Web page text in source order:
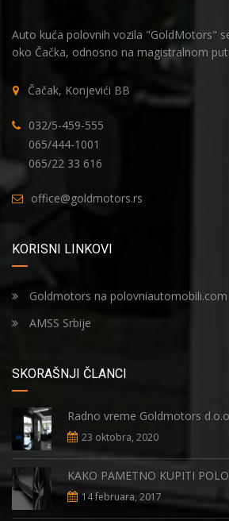
Auto kuća polovnih vozila "GoldMotors"
oko Čačka, odnosno na magistralnom
Čačak, Konjevići BB
032/5-459-555
065/444-1001
065/22 33 616
office@goldmotors.rs
KORISNI LINKOVI
Goldmotors na polovniautomobili.com
AMSS Srbije
SKORAŠNJI ČLANCI
Radno vreme Goldmotors d.o.o
23 oktobra, 2020
KAKO PAMETNO KUPITI
14 februara, 2017